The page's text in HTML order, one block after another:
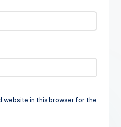
website in this browser for the